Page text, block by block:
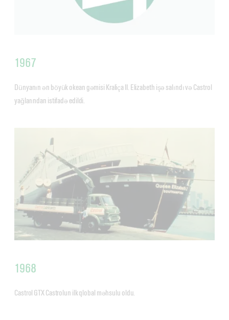
1967
Dünyanın ən böyük okean gəmisi Kraliça II. Elizabeth işə salındı və Castrol
yağlarından istifadə edildi.
1968
Castrol GTX Castrolun ilk qlobal məhsulu oldu.